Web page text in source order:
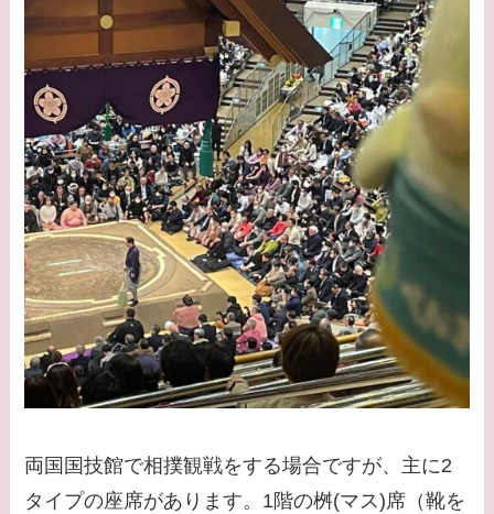
両国国技館で相撲観戦をする場合ですが、主に2
タイプの座席があります。1階の桝(マス)席（靴を